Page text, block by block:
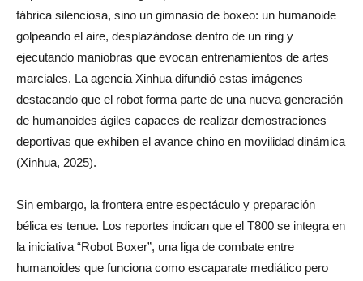
fábrica silenciosa, sino un gimnasio de boxeo: un humanoide
golpeando el aire, desplazándose dentro de un ring y
ejecutando maniobras que evocan entrenamientos de artes
marciales. La agencia Xinhua difundió estas imágenes
destacando que el robot forma parte de una nueva generación
de humanoides ágiles capaces de realizar demostraciones
deportivas que exhiben el avance chino en movilidad dinámica
(Xinhua, 2025).
Sin embargo, la frontera entre espectáculo y preparación
bélica es tenue. Los reportes indican que el T800 se integra en
la iniciativa “Robot Boxer”, una liga de combate entre
humanoides que funciona como escaparate mediático pero